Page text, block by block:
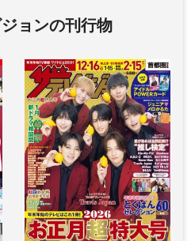
ョンの刊行物